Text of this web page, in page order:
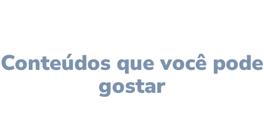
Conteúdos que você pode
gostar